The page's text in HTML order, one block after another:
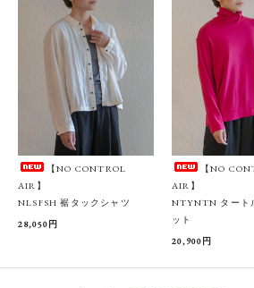
【NO CONTROL
AIR】
NLSFSH 裾タックシャツ
28,050円
【NO
AIR】
NTYNTN タート
ット
20,900円